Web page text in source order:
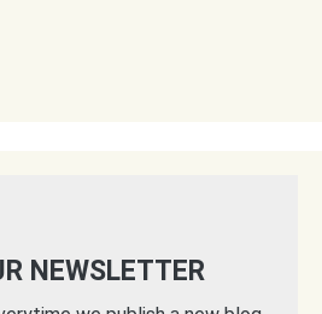
NEWSLETTER